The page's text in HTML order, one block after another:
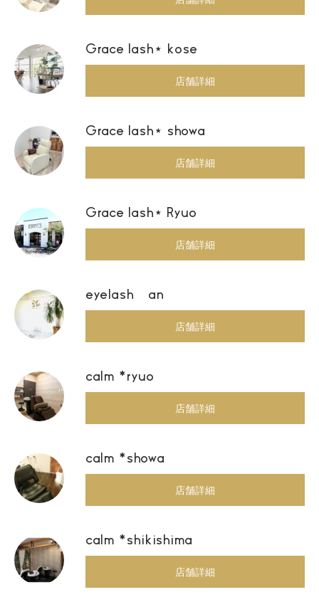
Grace lash⋆ kose
店舗詳細
Grace lash⋆ showa
店舗詳細
Grace lash⋆ Ryuo
店舗詳細
eyelash an
店舗詳細
calm *ryuo
店舗詳細
calm *showa
店舗詳細
calm *shikishima
店舗詳細